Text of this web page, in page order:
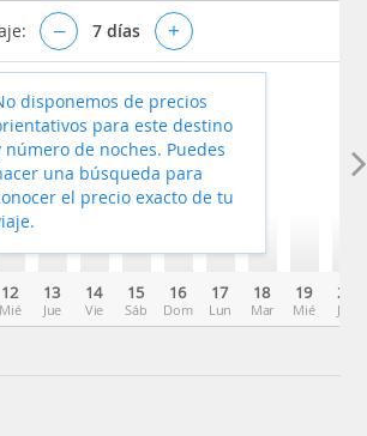
– 7 días +
12
Mié
13
Jue
14
Vie
15
Sáb
16
Dom
17
Lun
18
Mar
19
Mié
20
Jue
disponemos de precios
para este destino
número de noches. Puedes
una búsqueda para
el precio exacto de tu